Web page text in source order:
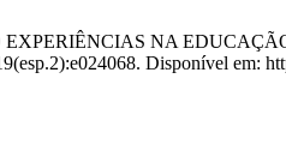
EXPERIÊNCIAS NA
Disponível em: